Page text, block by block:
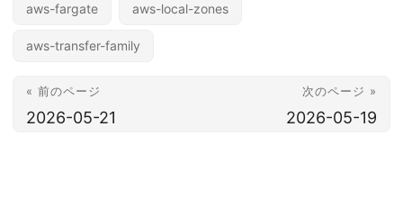
aws-fargate aws-local-zones
aws-transfer-family
« 前のページ
2026-05-21
次のページ »
2026-05-19